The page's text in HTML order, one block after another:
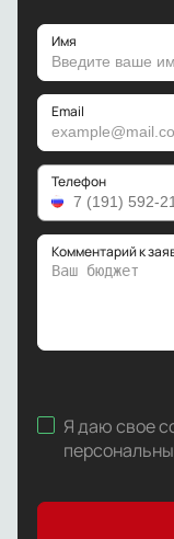
Имя
Email
Телефон
Комментарий к
Я даю свое